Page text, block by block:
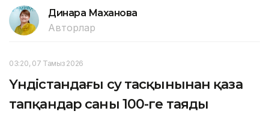
Динара Маханова
Авторлар
03:20, 07 Тамыз 2026
Үндістандағы су тасқынынан қаза
тапқандар саны 100-ге таяды